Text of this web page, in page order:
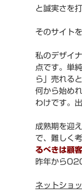
と誠実さを
そのサイト
私のデザイ
点です。単
ら」売れる
何から始め
わけです。
成熟期を迎
で、難しく
るべきは顧
昨年から
ネットショ